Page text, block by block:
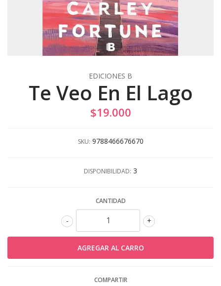
EDICIONES B
Te Veo En El Lago
$19.000
SKU: 9788466676670
DISPONIBILIDAD: 3
CANTIDAD
+
-
COMPARTIR